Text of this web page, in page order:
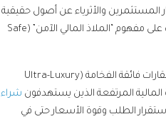
المستثمرين والأثرياء عن أصول حقيقية
وملموسة تحافظ على قيمة ثرواتهم وتنميها. وهنا يبرز سوق العقارات الفاخرة في ماربيا كأحد أقوى المؤشرات على مفهوم “الملاذ المالي الآمن” (Safe
تثبت التجارب الاقتصادية دائماً أن العقارات فائقة الفخامة (Ultra-Luxury
شراء
الطلب وقوة الأسعار حتى في